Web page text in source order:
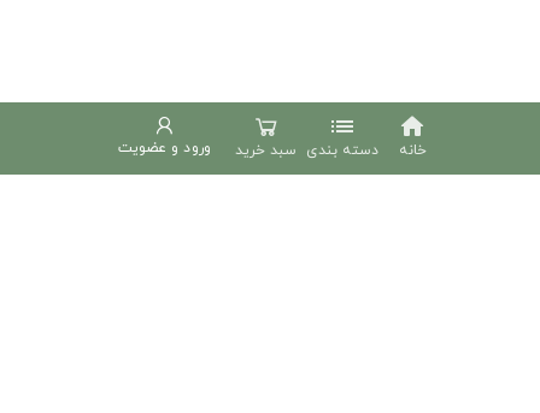
home
خانه
list
دسته بندی سبد خرید ورود و عضویت